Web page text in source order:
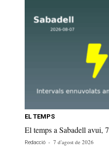
EL TEMPS
El temps a Sabadell avui,
Redacció - 7 d'agost de 2026